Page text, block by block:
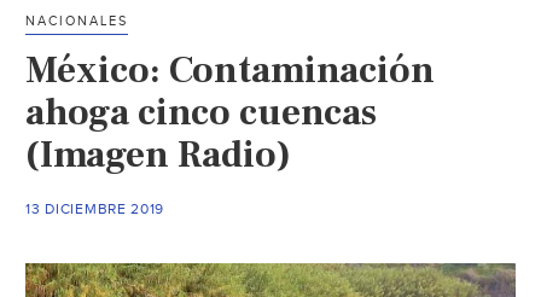
(Expreso.press)
NACIONALES
México: Contaminación
ahoga cinco cuencas
(Imagen Radio)
13 DICIEMBRE 2019